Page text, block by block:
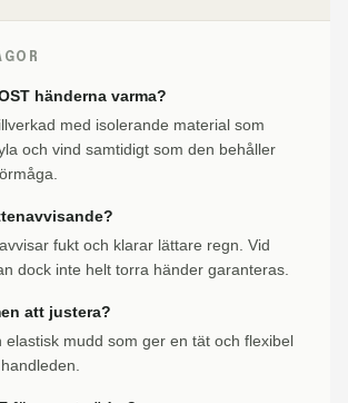
händerna varma?
med isolerande material som
och vind samtidigt som den behåller
fukt och klarar lättare regn. Vid
dock inte helt torra händer garanteras.
att justera?
elastisk mudd som ger en tät och flexibel